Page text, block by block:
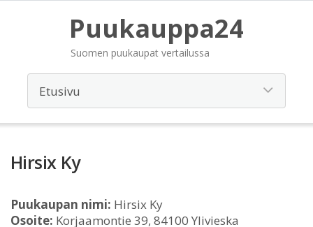
Puukauppa24
Suomen puukaupat vertailussa
Hirsix Ky
Puukaupan nimi: Hirsix Ky
Osoite: Korjaamontie 39, 84100 Ylivieska